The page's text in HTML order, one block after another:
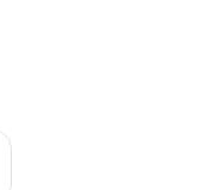
21 - aug. 23